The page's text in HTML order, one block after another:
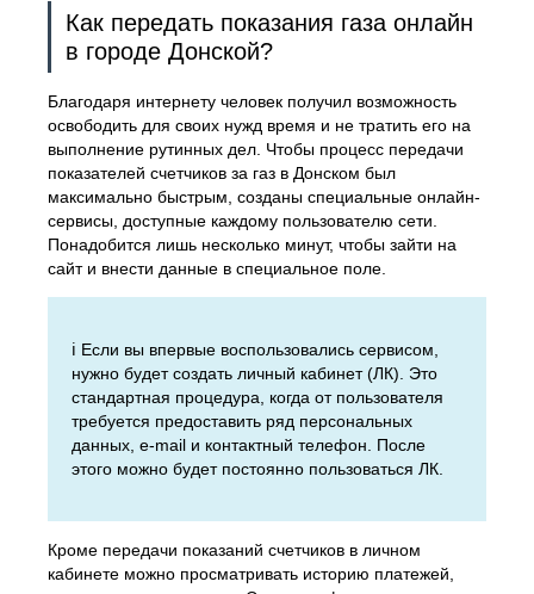
Как передать показания газа онлайн
в городе Донской?
Благодаря интернету человек получил возможность
освободить для своих нужд время и не тратить его на
выполнение рутинных дел. Чтобы процесс передачи
показателей счетчиков за газ в Донском был
максимально быстрым, созданы специальные онлайн-
сервисы, доступные каждому пользователю сети.
Понадобится лишь несколько минут, чтобы зайти на
сайт и внести данные в специальное поле.
ℹ️ Если вы впервые воспользовались сервисом,
нужно будет создать личный кабинет (ЛК). Это
стандартная процедура, когда от пользователя
требуется предоставить ряд персональных
данных, e-mail и контактный телефон. После
этого можно будет постоянно пользоваться ЛК.
Кроме передачи показаний счетчиков в личном
кабинете можно просматривать историю платежей,